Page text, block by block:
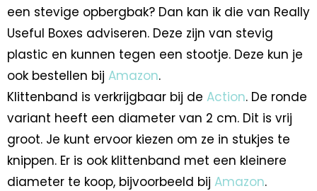
een stevige opbergbak? Dan kan ik die van Really
Useful Boxes adviseren. Deze zijn van stevig
plastic en kunnen tegen een stootje. Deze kun je
ook bestellen bij Amazon.
Klittenband is verkrijgbaar bij de Action. De ronde
variant heeft een diameter van 2 cm. Dit is vrij
groot. Je kunt ervoor kiezen om ze in stukjes te
knippen. Er is ook klittenband met een kleinere
diameter te koop, bijvoorbeeld bij Amazon.